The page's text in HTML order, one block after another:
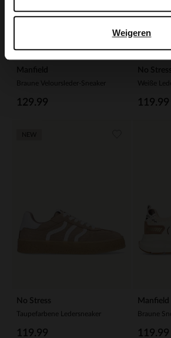
Weigeren
Manfield
Braune Veloursleder-Sneaker
129.99
No Stress
119.99
No Stress
Taupefarbene Ledersneaker
119.99
Manfield
119.99